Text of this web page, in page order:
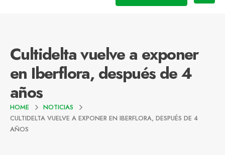
Cultidelta vuelve a exponer
en Iberflora, después de 4
años
HOME
NOTICIAS
CULTIDELTA VUELVE A EXPONER EN IBERFLORA, DESPUÉS DE 4
AÑOS